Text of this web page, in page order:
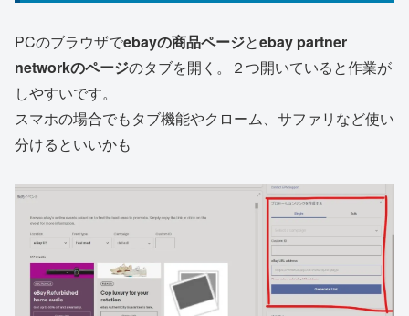
PCのブラウザでebayの商品ページとebay partner
networkのページのタブを開く。２つ開いていると作業が
しやすいです。
スマホの場合でもタブ機能やクローム、サファリなど使い
分けるといいかも